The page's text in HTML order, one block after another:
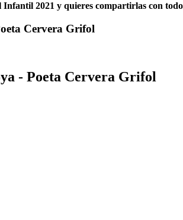
2021 y quieres compartirlas con
Cervera Grifol
- Poeta Cervera Grifol